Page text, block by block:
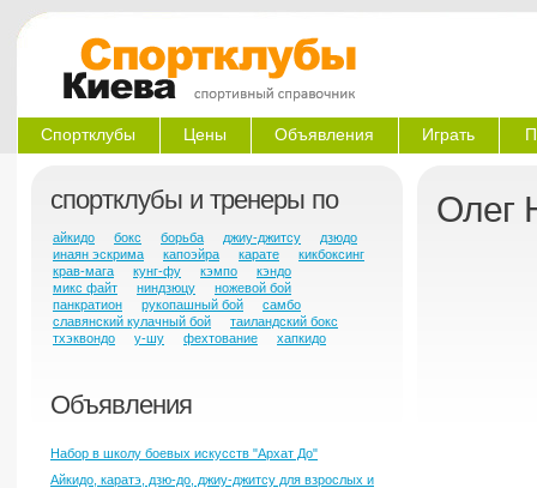
Спортклубы Цены Объявления Играть
спортклубы и тренеры по
айкидо бокс борьба джиу-джитсу
дзюдо
инаян эскрима
капоэйра карате
кикбоксинг
крав-мага
кунг-фу кэмпо
кэндо
микс файт
ниндзюцу
ножевой бой
панкратион
рукопашный бой
самбо
славянский кулачный бой
таиландский бокс
тхэквондо
у-шу фехтование хапкидо
Объявления
Набор в школу боевых искусств "Архат До"
Айкидо, каратэ, дзю-до, джиу-джитсу для взрослых и
Олег